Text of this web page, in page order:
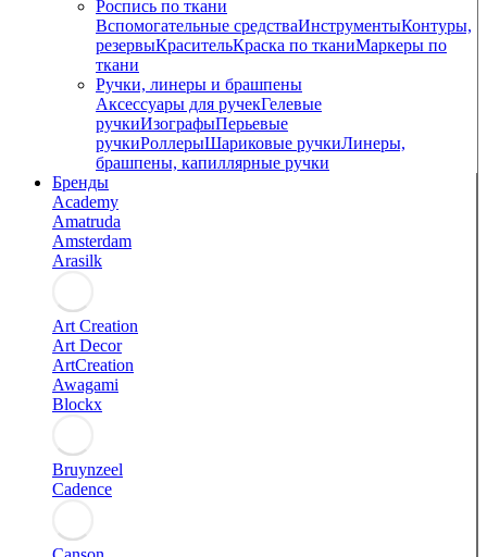
Роспись по ткани
Вспомогательные средстваИнструментыКонтуры,
резервыКрасительКраска по тканиМаркеры по
ткани
Ручки, линеры и брашпены
Аксессуары для ручекГелевые
ручкиИзографыПерьевые
ручкиРоллерыШариковые ручкиЛинеры,
брашпены, капиллярные ручки
Бренды
Academy
Amatruda
Amsterdam
Arasilk
Art Creation
Art Decor
ArtCreation
Awagami
Blockx
Bruynzeel
Cadence